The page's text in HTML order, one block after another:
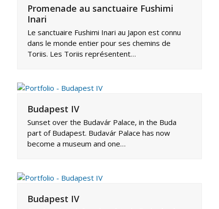
Promenade au sanctuaire Fushimi
Inari
Le sanctuaire Fushimi Inari au Japon est connu
dans le monde entier pour ses chemins de
Toriis. Les Toriis représentent…
Budapest IV
Sunset over the Budavár Palace, in the Buda
part of Budapest. Budavár Palace has now
become a museum and one…
Budapest IV